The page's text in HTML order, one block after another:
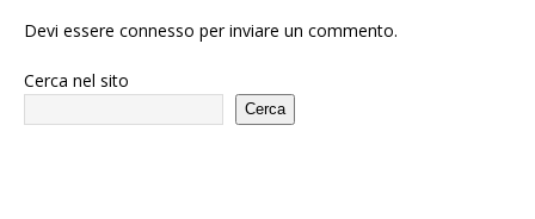
Devi essere connesso per inviare un commento.
Cerca nel sito
Cerca